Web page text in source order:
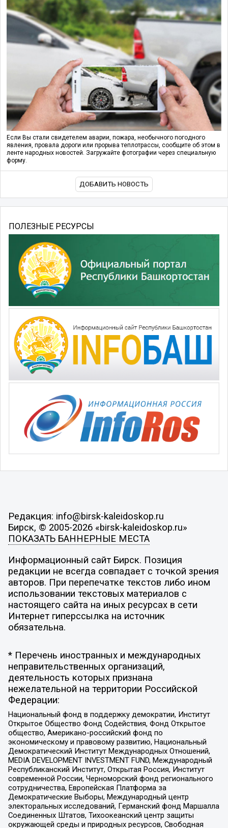
Если Вы стали свидетелем аварии, пожара, необычного погодного
явления, провала дороги или прорыва теплотрассы, сообщите об этом в
ленте народных новостей. Загружайте фотографии через специальную
форму.
ДОБАВИТЬ НОВОСТЬ
ПОЛЕЗНЫЕ РЕСУРСЫ
Редакция: info@birsk-kaleidoskop.ru
Бирск, © 2005-2026 «birsk-kaleidoskop.ru»
ПОКАЗАТЬ БАННЕРНЫЕ МЕСТА
Информационный сайт Бирск. Позиция
редакции не всегда совпадает с точкой зрения
авторов. При перепечатке текстов либо ином
использовании текстовых материалов с
настоящего сайта на иных ресурсах в сети
Интернет гиперссылка на источник
обязательна.
* Перечень иностранных и международных
неправительственных организаций,
деятельность которых признана
нежелательной на территории Российской
Федерации:
Национальный фонд в поддержку демократии, Институт
Открытое Общество Фонд Содействия, Фонд Открытое
общество, Американо-российский фонд по
экономическому и правовому развитию, Национальный
Демократический Институт Международных Отношений,
MEDIA DEVELOPMENT INVESTMENT FUND, Международный
Республиканский Институт, Открытая Россия, Институт
современной России, Черноморский фонд регионального
сотрудничества, Европейская Платформа за
Демократические Выборы, Международный центр
электоральных исследований, Германский фонд Маршалла
Соединенных Штатов, Тихоокеанский центр защиты
окружающей среды и природных ресурсов, Свободная